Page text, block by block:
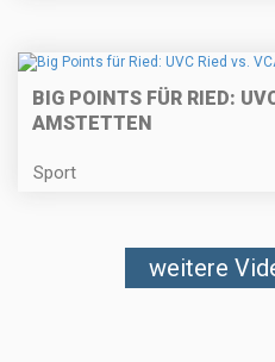
BIG POINTS FÜR RIED:
AMSTETTEN
Sport
weitere